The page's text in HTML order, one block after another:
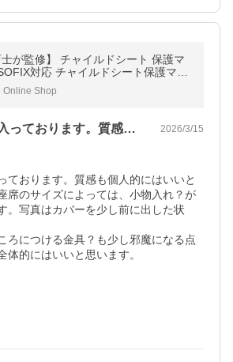
士が監修】 チャイルドシート 保護マ
対応 チャイルドシート保護マッ
対応 車 シートカバー 保護 傷防止
Online Shop
使いやすく気に入っております。質感も個… 2026/3/15
ております。質感も個人的にはいいと
席のサイズによっては、小物入れ？が
。写真はカバーを少し前に出した状
ろにつける金具？も少し邪魔になる点
体的にはいいと思います。